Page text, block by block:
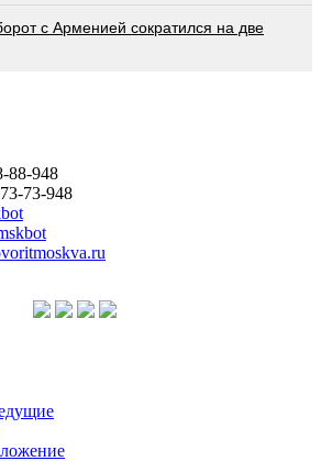
с Арменией сократился на две
88-948
73-948